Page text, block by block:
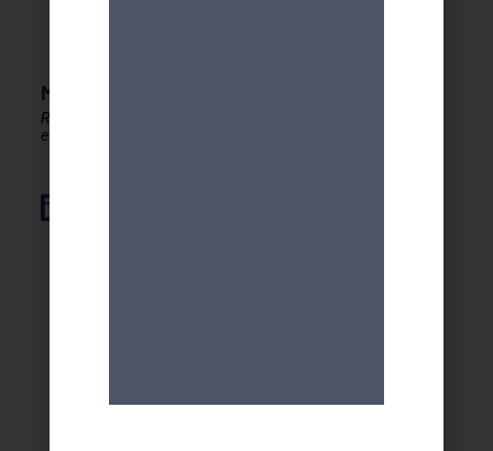
MDA GENEVE - ACTIVITES 50+
Rester en forme, créatif
et autonome après 50 ans !